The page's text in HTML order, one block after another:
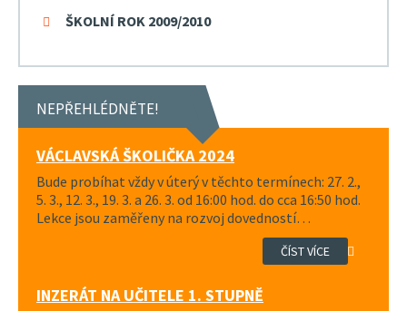
ŠKOLNÍ ROK 2009/2010
NEPŘEHLÉDNĚTE!
VÁCLAVSKÁ ŠKOLIČKA 2024
Bude probíhat vždy v úterý v těchto termínech: 27. 2.,
5. 3., 12. 3., 19. 3. a 26. 3. od 16:00 hod. do cca 16:50 hod.
Lekce jsou zaměřeny na rozvoj dovedností…
ČÍST VÍCE
INZERÁT NA UČITELE 1. STUPNĚ